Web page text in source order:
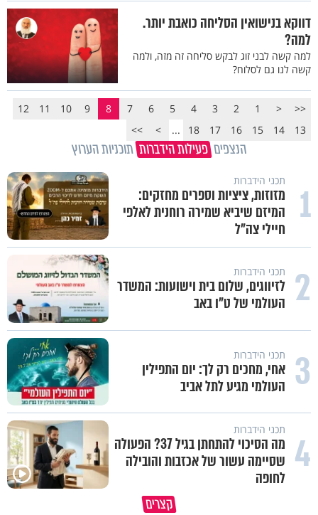
דווקא בנישואין הסליחה כואבת יותר.
למה?
למה קשה לבני זוג לבקש סליחה זה מזה, ולמה
קשה לנו גם לסלוח?
<<
<
1
2
3
4
5
6
7
8
9
10
11
12
13
14
15
16
17
18
...
>
>>
הנצפים פעילות הידברות תוכניות הערוץ
1 תכני הידברות
מזוזות, ציציות וספרים מחזקים:
המיזם שיביא שמירה רוחנית לאלפי
חיילי צה"ל
2 תכני הידברות
לזיווגים, שלום בית וישועות: המשדר
העולמי של ט"ו באב
3 תכני הידברות
אחי, מחכים רק לך: יום התפילין
העולמי מגיע לתל אביב
4 תכני הידברות
מה הסיכוי להתחתן בגיל 37? הפעולה
שסיימה עשור של אכזבות והובילה
לחופה
קצרים
באיזה ארץ לומדים יותר גמרא בדרום